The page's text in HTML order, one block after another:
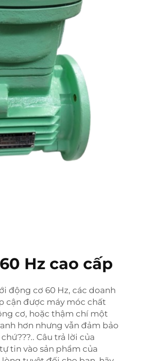
Hz cao cấp
động cơ 60 Hz, các doanh
cận được máy móc chất
cơ, hoặc thậm chí một
hơn nhưng vẫn đảm bảo
Câu trả lời của
tin vào sản phẩm của